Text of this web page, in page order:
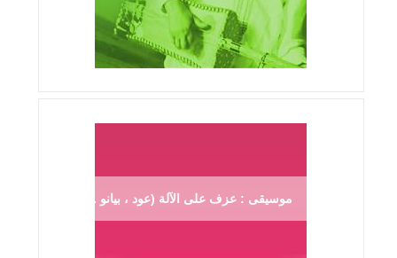
موسيقى : عزف على الآلة (عود ، بيانو ...)